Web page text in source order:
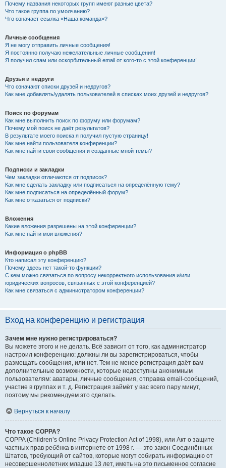
Почему названия некоторых групп имеют разные цвета?
Что такое группа по умолчанию?
Что означает ссылка «Наша команда»?
Личные сообщения
Я не могу отправить личные сообщения!
Я постоянно получаю нежелательные личные сообщения!
Я получил спам или оскорбительный email от кого-то с этой конференции!
Друзья и недруги
Что означают списки друзей и недругов?
Как мне добавлять/удалять пользователей в списках моих друзей и недругов?
Поиск по форумам
Как мне выполнить поиск по форуму или форумам?
Почему мой поиск не даёт результатов?
В результате моего поиска я получил пустую страницу!
Как мне найти пользователя конференции?
Как мне найти свои сообщения и созданные мной темы?
Подписки и закладки
Чем закладки отличаются от подписок?
Как мне сделать закладку или подписаться на определённую тему?
Как мне подписаться на определённый форум?
Как мне отказаться от подписки?
Вложения
Какие вложения разрешены на этой конференции?
Как мне найти мои вложения?
Информация о phpBB
Кто написал эту конференцию?
Почему здесь нет такой-то функции?
С кем можно связаться по вопросу некорректного использования и/или
юридических вопросов, связанных с этой конференцией?
Как мне связаться с администратором конференции?
Вход на конференцию и регистрация
Зачем мне нужно регистрироваться?
Вы можете этого и не делать. Всё зависит от того, как администратор
настроил конференцию: должны ли вы зарегистрироваться, чтобы
размещать сообщения, или нет. Тем не менее регистрация даёт вам
дополнительные возможности, которые недоступны анонимным
пользователям: аватары, личные сообщения, отправка email-сообщений,
участие в группах и т. д. Регистрация займёт у вас всего пару минут,
поэтому мы рекомендуем это сделать.
Вернуться к началу
Что такое COPPA?
COPPA (Children’s Online Privacy Protection Act of 1998), или Акт о защите
частных прав ребёнка в интернете от 1998 г. — это закон Соединённых
Штатов, требующий от сайтов, которые могут собирать информацию от
несовершеннолетних младше 13 лет, иметь на это письменное согласие